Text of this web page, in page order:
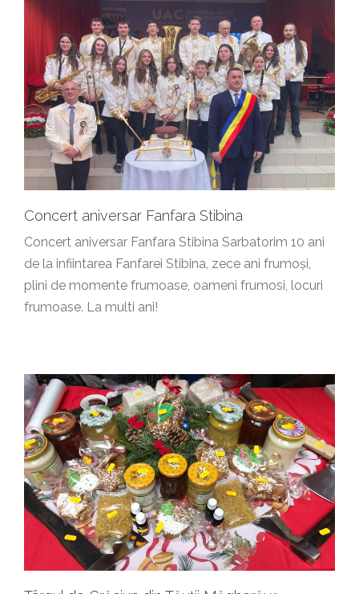
Concert aniversar Fanfara Stibina
Concert aniversar Fanfara Stibina Sarbatorim 10 ani
de la infiintarea Fanfarei Stibina, zece ani frumoși,
plini de momente frumoase, oameni frumosi, locuri
frumoase. La multi ani!